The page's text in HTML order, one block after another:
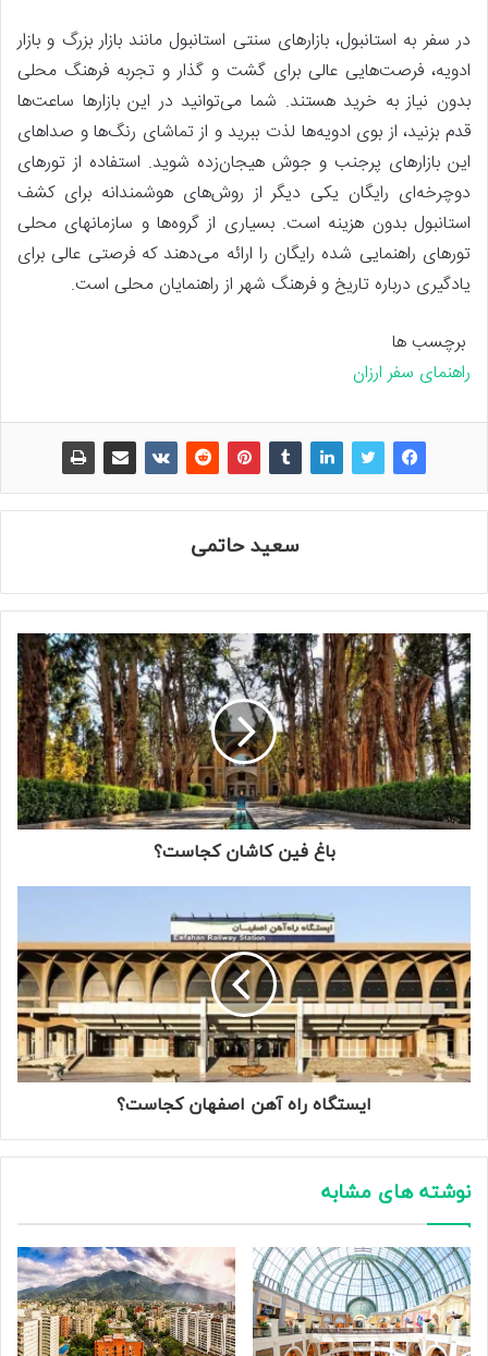
در سفر به استانبول، بازارهای سنتی استانبول مانند بازار بزرگ و بازار
ادویه، فرصت‌هایی عالی برای گشت و گذار و تجربه فرهنگ محلی
بدون نیاز به خرید هستند. شما می‌توانید در این بازارها ساعت‌ها
قدم بزنید، از بوی ادویه‌ها لذت ببرید و از تماشای رنگ‌ها و صداهای
این بازارهای پرجنب و جوش هیجان‌زده شوید. استفاده از تورهای
دوچرخه‌ای رایگان یکی دیگر از روش‌های هوشمندانه برای کشف
استانبول بدون هزینه است. بسیاری از گروه‌ها و سازمانهای محلی
تورهای راهنمایی شده رایگان را ارائه می‌دهند که فرصتی عالی برای
یادگیری درباره تاریخ و فرهنگ شهر از راهنمایان محلی است.
برچسب ها
راهنمای سفر ارزان
سعید حاتمی
باغ فین کاشان کجاست؟
ایستگاه راه آهن اصفهان کجاست؟
نوشته های مشابه